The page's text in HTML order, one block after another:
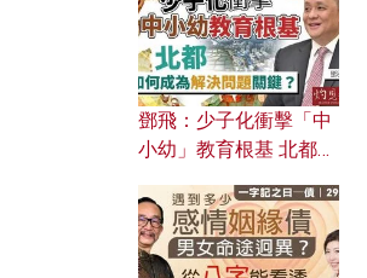
鄧飛：少子化衝擊「中
小幼」教育根基 北都如